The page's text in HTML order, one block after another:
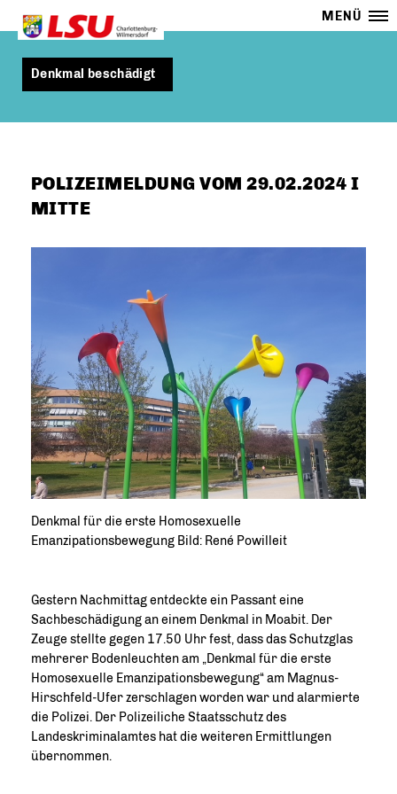
MENÜ
Denkmal beschädigt
POLIZEIMELDUNG VOM 29.02.2024 I
MITTE
Denkmal für die erste Homosexuelle
Emanzipationsbewegung Bild: René Powilleit
Gestern Nachmittag entdeckte ein Passant eine
Sachbeschädigung an einem Denkmal in Moabit. Der
Zeuge stellte gegen 17.50 Uhr fest, dass das Schutzglas
mehrerer Bodenleuchten am „Denkmal für die erste
Homosexuelle Emanzipationsbewegung“ am Magnus-
Hirschfeld-Ufer zerschlagen worden war und alarmierte
die Polizei. Der Polizeiliche Staatsschutz des
Landeskriminalamtes hat die weiteren Ermittlungen
übernommen.